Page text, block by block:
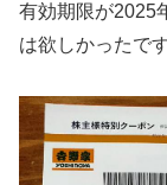
有効期限が2025
は欲しかったです